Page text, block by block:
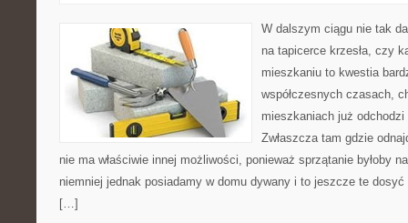
W dalszym ciągu nie tak
na tapicerce krzesła, czy
mieszkaniu to kwestia
współczesnych czasach,
mieszkaniach już
Zwłaszcza tam gdzie
nie ma właściwie innej możliwości, ponieważ sprzątanie byłoby
niemniej jednak posiadamy w domu dywany i to jeszcze te dosyć
[…]